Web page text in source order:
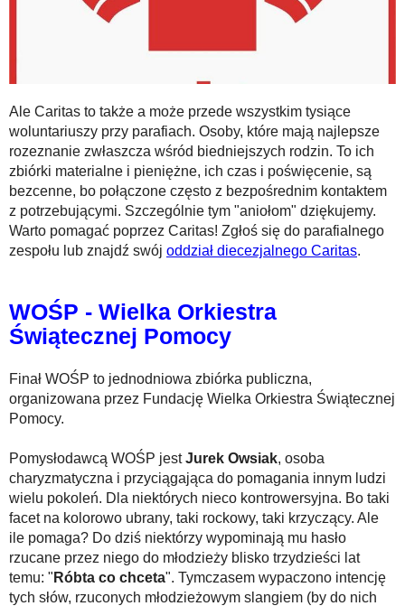
Ale Caritas to także a może przede wszystkim tysiące
woluntariuszy przy parafiach. Osoby, które mają najlepsze
rozeznanie zwłaszcza wśród biedniejszych rodzin. To ich
zbiórki materialne i pieniężne, ich czas i poświęcenie, są
bezcenne, bo połączone często z bezpośrednim kontaktem
z potrzebującymi. Szczególnie tym "aniołom" dziękujemy.
Warto pomagać poprzez Caritas! Zgłoś się do parafialnego
zespołu lub znajdź swój oddział diecezjalnego Caritas.
WOŚP - Wielka Orkiestra
Świątecznej Pomocy
Finał WOŚP to jednodniowa zbiórka publiczna,
organizowana przez Fundację Wielka Orkiestra Świątecznej
Pomocy.
Pomysłodawcą WOŚP jestJurek Owsiak, osoba
charyzmatyczna i przyciągająca do pomagania innym ludzi
wielu pokoleń. Dla niektórych nieco kontrowersyjna. Bo taki
facet na kolorowo ubrany, taki rockowy, taki krzyczący. Ale
ile pomaga? Do dziś niektórzy wypominają mu hasło
rzucane przez niego do młodzieży blisko trzydzieści lat
temu: " Róbta co chceta". Tymczasem wypaczono intencję
tych słów, rzuconych młodzieżowym slangiem (by do nich